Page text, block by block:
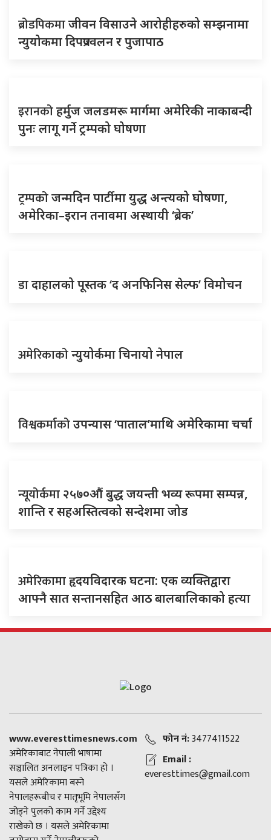
ब्रोडपिकमाजीवन विसाउने आरोहीहरुको सम्झनामा
न्युयोकमा दिपप्रज्वलन र पुजापाठ
इरानकोहर्मुज जलडमरू मार्गमा अमेरिकी नाकाबन्दी
पुनः लागू गर्ने ट्रम्पको घोषणा
ट्रम्पकोजन्मदिन पार्टीमा युद्ध अन्त्यको घोषणा,
अमेरिका–इरान तनावमा अस्थायी ‘ब्रेक’
डादाहालको पूस्तक ‘द अनफिनिस सेल्फ’ विमोचन
अमेरिकाकोन्युयोर्कमा चिनायो नेपाल
विश्वकर्माकोउपन्यास ‘पाताल’माथि अमेरिकामा चर्चा
न्यूयोर्कमा २५७०औं बुद्ध जयन्ती भव्य रूपमा सम्पन्न,
शान्ति र सहअस्तित्वको सन्देशमा जोड
अमेरिकामाहृदयविदारक घटना: एक व्यक्तिद्वारा
आफ्नै सात सन्तानसहित आठ बालबालिकाको हत्या
www.everesttimesnews.com
अमेरिकाबाट नेपाली भाषामा
सञ्चालित अनलाइन पत्रिका हो ।
यसले अमेरिकामा बस्ने
नेपालहरूबीच र मातृभूमि नेपालसँग
जोड्ने पुलको काम गर्ने उद्देश्य
राखेको छ । यसले अमेरिकामा
फोन नं:3477411522
Email :
everesttimes@gmail.com